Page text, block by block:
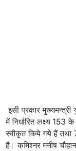
इसी प्रकार
में निर्धारित लक्ष्य 153
स्वीकृत किये गये हैं तथा 7
है। कमिश्नर मनीष चौहान